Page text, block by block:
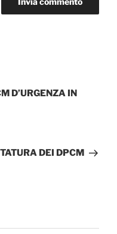
D’URGENZA IN
DEI DPCM